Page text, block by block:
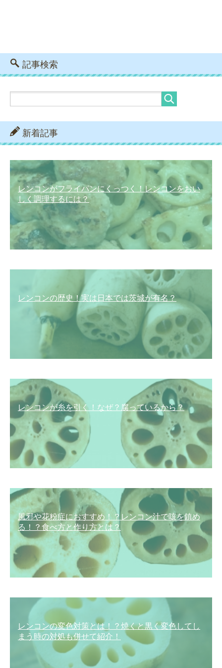
記事検索
新着記事
レンコンがフライパンにくっつく！レンコンをおい
しく調理するには？
レンコンの歴史！実は日本では茨城が有名？
レンコンが糸を引く！なぜ？腐っているから？
風邪や花粉症におすすめ！？レンコン汁で咳を鎮め
る！？食べ方と作り方とは？
レンコンの変色対策とは！？焼くと黒く変色してし
まう時の対処も併せて紹介！